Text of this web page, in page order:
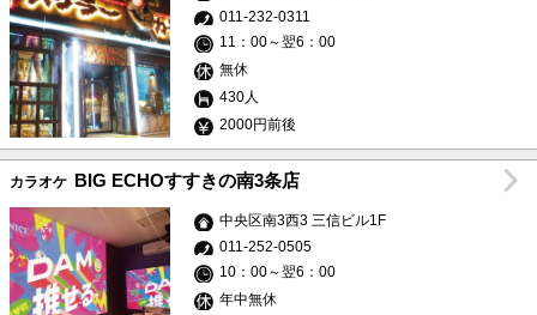
011-232-0311
11：00～翌6：00
無休
430人
2000円前後
カラオケ BIG ECHOすすきの南3条店
中央区南3西3 三信ビル1F
011-252-0505
10：00～翌6：00
年中無休